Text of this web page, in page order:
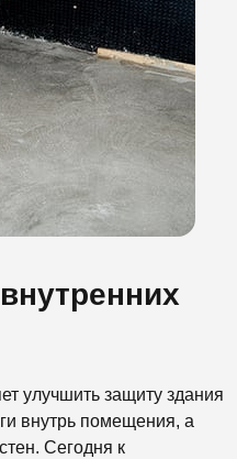
улучшить защиту здания
внутрь помещения, а
Сегодня к